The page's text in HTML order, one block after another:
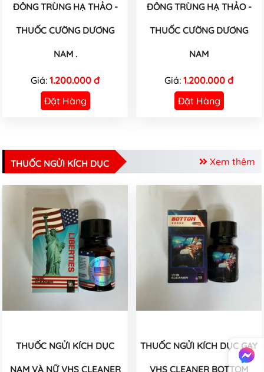
ĐÔNG TRÙNG HẠ THẢO -
THUỐC CƯỜNG DƯƠNG
NAM .
Giá: 1.200.000 đ
Đặt Hàng
ĐÔNG TRÙNG HẠ THẢO -
THUỐC CƯỜNG DƯƠNG
NAM
Giá: 1.200.000 đ
Đặt Hàng
Xem thêm
THUỐC NGỬI KÍCH DỤC
THUỐC NGỬI KÍCH DỤC
NAM VÀ NỮ VHS CLEANER
THUỐC NGỬI KÍCH DỤC GAY
VHS CLEANER BOTTOM